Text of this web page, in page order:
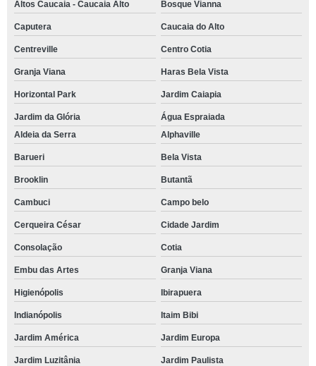
Altos Caucaia - Caucaia Alto Bosque Vianna
Caputera Caucaia do Alto
Centreville Centro Cotia
Granja Viana Haras Bela Vista
Horizontal Park Jardim Caiapia
Jardim da Glória
Água Espraiada
Aldeia da Serra
Alphaville
Barueri Bela Vista
Brooklin Butantã
Cambuci Campo belo
Cerqueira César Cidade Jardim
Consolação Cotia
Embu das Artes Granja Viana
Higienópolis Ibirapuera
Indianópolis Itaim Bibi
Jardim América Jardim Europa
Jardim Luzitânia Jardim Paulista